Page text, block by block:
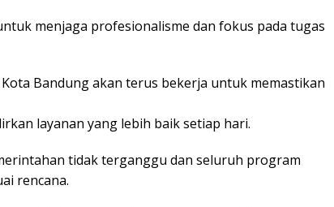
menjaga profesionalisme dan fokus pada tugas
Bandung akan terus bekerja untuk memastikan
layanan yang lebih baik setiap hari.
tidak terganggu dan seluruh program
rencana.